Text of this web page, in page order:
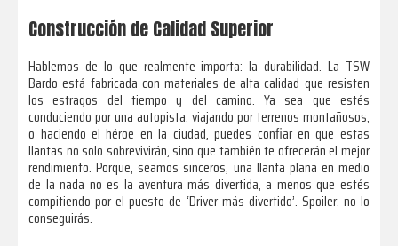
Construcción de Calidad Superior
Hablemos de lo que realmente importa: la durabilidad. La TSW
Bardo está fabricada con materiales de alta calidad que resisten
los estragos del tiempo y del camino. Ya sea que estés
conduciendo por una autopista, viajando por terrenos montañosos,
o haciendo el héroe en la ciudad, puedes confiar en que estas
llantas no solo sobrevivirán, sino que también te ofrecerán el mejor
rendimiento. Porque, seamos sinceros, una llanta plana en medio
de la nada no es la aventura más divertida, a menos que estés
compitiendo por el puesto de ‘Driver más divertido’. Spoiler: no lo
conseguirás.